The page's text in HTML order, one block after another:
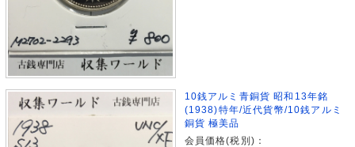
10銭アルミ青銅貨 昭和13年銘
(1938)特年/近代貨幣/10銭アルミ
銅貨 極美品
会員価格(税別)：